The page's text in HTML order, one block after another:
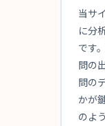
当サ
に分
です
問の
問の
かが
のよ